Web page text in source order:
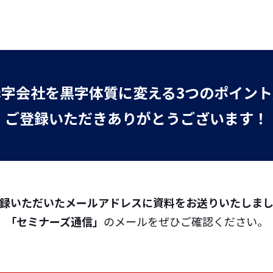
会社を黒字体質に変える3つのポイント
ご登録いただきありがとうございます！
いただいたメールアドレスに資料をお送りいたしま
「セミナーズ通信」 のメールをぜひご確認ください。